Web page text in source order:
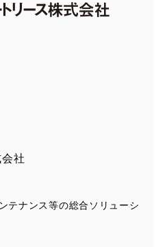
社
テナンス等の総合ソリューシ